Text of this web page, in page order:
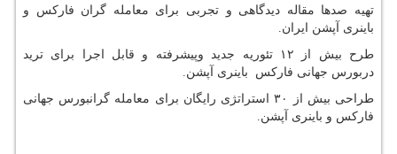
تهیه صدها مقاله دیدگاهی و تجربی برای معامله گران فارکس و
باینری آپشن ایران.
طرح بیش از ۱۲ تئوریه جدید وپیشرفته و قابل اجرا برای ترید
دربورس جهانی فارکس باینری آپشن.
طراحی بیش از ۳۰ استراتژی رایگان برای معامله گرانبورس جهانی
فارکس و باینری آپشن.